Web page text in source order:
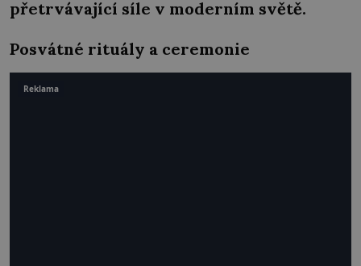
přetrvávající síle v moderním světě.
Posvátné rituály a ceremonie
Reklama